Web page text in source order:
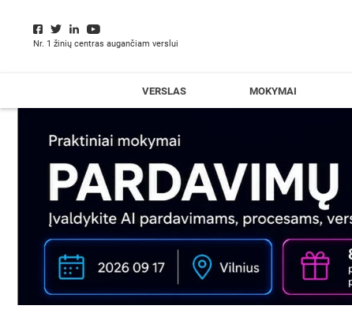
Nr. 1 žinių centras augančiam verslui
VERSLAS MOKYMAI